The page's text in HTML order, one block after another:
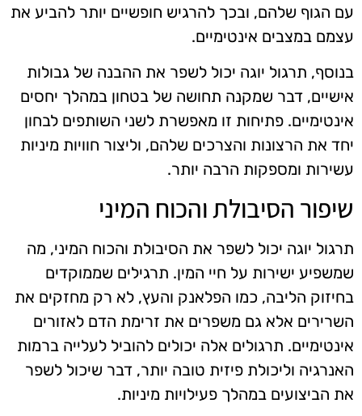
עם הגוף שלהם, ובכך להרגיש חופשיים יותר להביע את
עצמם במצבים אינטימיים.
בנוסף, תרגול יוגה יכול לשפר את ההבנה של גבולות
אישיים, דבר שמקנה תחושה של בטחון במהלך יחסים
אינטימיים. פתיחות זו מאפשרת לשני השותפים לבחון
יחד את הרצונות והצרכים שלהם, וליצור חוויות מיניות
עשירות ומספקות הרבה יותר.
שיפור הסיבולת והכוח המיני
תרגול יוגה יכול לשפר את הסיבולת והכוח המיני, מה
שמשפיע ישירות על חיי המין. תרגילים שממוקדים
בחיזוק הליבה, כמו הפלאנק והעץ, לא רק מחזקים את
השרירים אלא גם משפרים את זרימת הדם לאזורים
אינטימיים. תרגולים אלה יכולים להוביל לעלייה ברמות
האנרגיה וליכולת פיזית טובה יותר, דבר שיכול לשפר
את הביצועים במהלך פעילויות מיניות.